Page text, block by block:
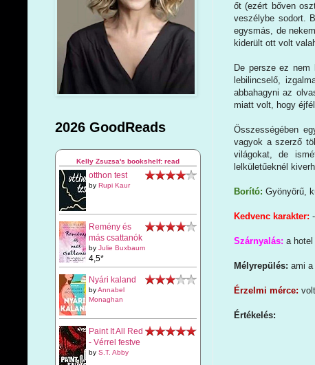
őt (ezért bőven
veszélybe sodort.
egysmás, de
kiderült ott volt
De persze ez
lebilincselő,
abbahagyni az
miatt volt, hogy
Összességében
vagyok a szerző
világokat, de
lelkületűeknél
Borító: Gyönyörű,
Kedvenc karakter: -
Szárnyalás: a
Mélyrepülés: ami a
Érzelmi mérce:
Értékelés:
2026 GoodReads
Kelly Zsuzsa's bookshelf: read
otthon test
by Rupi Kaur
Remény és
más csattanók
by Julie Buxbaum
4,5*
Nyári kaland
byAnnabel
Monaghan
Paint It All Red
- Vérrel festve
by S.T. Abby